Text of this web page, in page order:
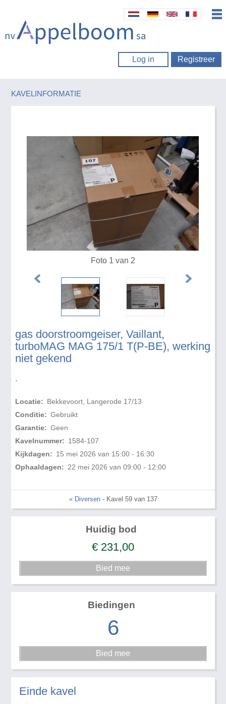
Log in Registreer
KAVELINFORMATIE
gas doorstroomgeiser, Vaillant,
turboMAG MAG 175/1 T(P-BE), werking
niet gekend
.
Locatie: Bekkevoort, Langerode 17/13
Conditie: Gebruikt
Garantie: Geen
Kavelnummer: 1584-107
Kijkdagen: 15 mei 2026 van 15:00 - 16:30
Ophaaldagen: 22 mei 2026 van 09:00 - 12:00
Foto 1 van 2
« Diversen- Kavel 59 van 137
Huidig bod
€ 231,00
Biedingen
6
Einde kavel